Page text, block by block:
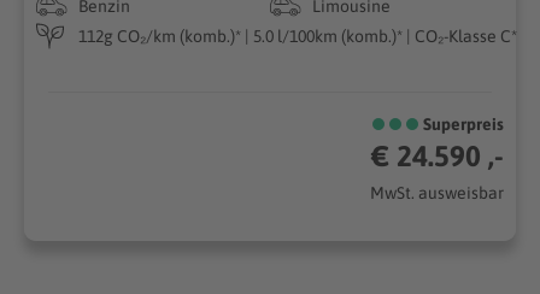
Benzin
Limousine
112g CO₂/km (komb.)* | 5.0 l/100km (komb.)* | CO₂-Klasse C*
Superpreis
€ 24.590 ,-
MwSt. ausweisbar